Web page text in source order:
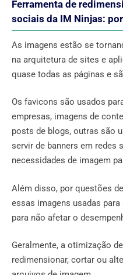
Ferramenta de
sociais da IM Ninjas:
As imagens estão se
na arquitetura de sites e
quase todas as páginas e
Os favicons são usados
empresas, imagens de
posts de blogs, outras são
servir de banners em redes
necessidades de imagem
Além disso, por questões
essas imagens usadas
para não afetar o
Geralmente, a otimização
redimensionar, cortar ou